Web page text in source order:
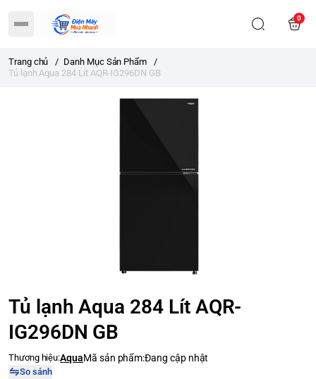
0
Trang chủ / Danh Mục Sản Phẩm
/
Tủ lạnh Aqua 284 Lít AQR-IG296DN GB
Tủ lạnh Aqua 284 Lít AQR-
IG296DN GB
Thương hiệu:AquaMã sản phẩm:Đang cập nhật
So sánh